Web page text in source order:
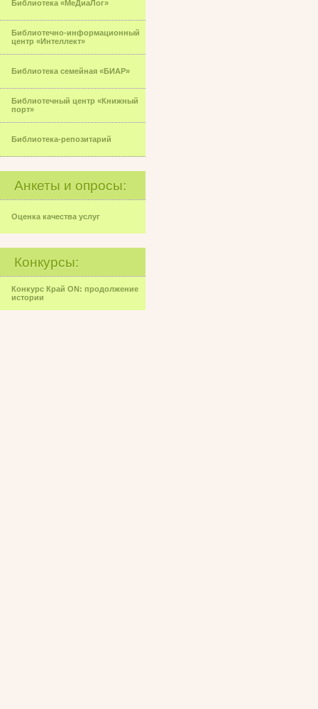
Библиотека «МеДиаЛог»
Библиотечно-информационный
центр «Интеллект»
Библиотека семейная «БИАР»
Библиотечный центр «Книжный
порт»
Библиотека-репозитарий
Анкеты и опросы:
Оценка качества услуг
Конкурсы:
Конкурс Край ON: продолжение
истории